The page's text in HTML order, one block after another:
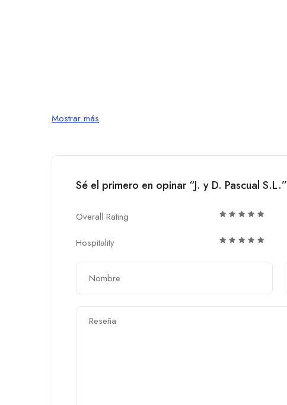
Mostrar más
Sé el primero en opinar “J. y D. Pascual S.L.”
Overall Rating
Hospitality